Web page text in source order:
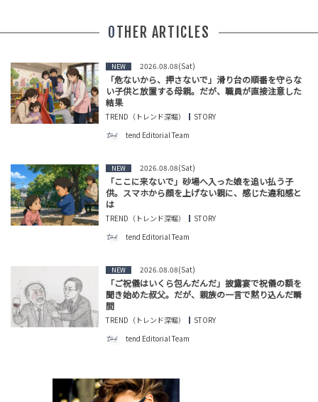
OTHER ARTICLES
NEW 2026.08.08(Sat)
「危ないから、押さないで」滑り台の順番を守らな
い子供と放置する母親。だが、職員が直接注意した
結果
TREND（トレンド深堀）
STORY
tend Editorial Team
NEW 2026.08.08(Sat)
「ここに来ないで」砂場へ入った娘を追い払う子
供。スマホから顔を上げない親に、感じた違和感と
は
TREND（トレンド深堀）
STORY
tend Editorial Team
NEW 2026.08.08(Sat)
「ご祝儀はいくら包んだんだ」披露宴で祝儀の額を
聞き始めた叔父。だが、親族の一言で黙り込んだ瞬
間
TREND（トレンド深堀）
STORY
tend Editorial Team